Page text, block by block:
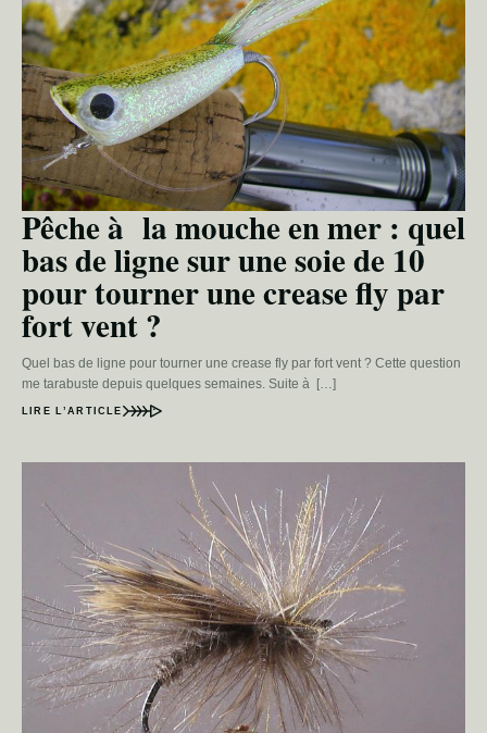
Pêche à la mouche en mer : quel
bas de ligne sur une soie de 10
pour tourner une crease fly par
fort vent ?
Quel bas de ligne pour tourner une crease fly par fort vent ? Cette question
me tarabuste depuis quelques semaines. Suite à […]
LIRE L’ARTICLE